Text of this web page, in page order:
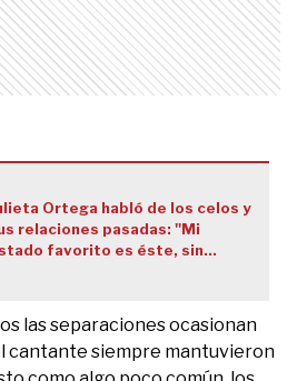
Ortega habló de los celos y
relaciones pasadas: "Mi
favorito es éste, sin
las separaciones ocasionan
cantante siempre mantuvieron